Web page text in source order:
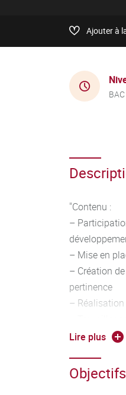
Ajouter à
"Contenu :
–
– Mise en
– Création
pertinence
–
temps
indirect,
– Veiller à
Lire plus
Objectifs